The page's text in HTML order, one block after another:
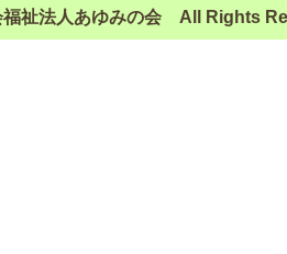
祉法人あゆみの会 All Rights